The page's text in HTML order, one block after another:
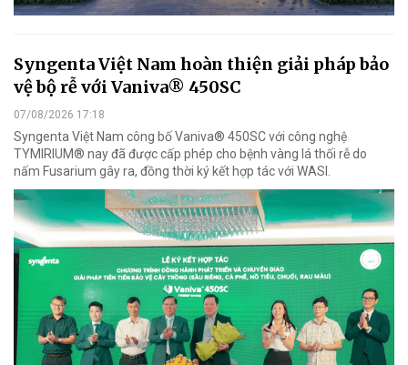
Syngenta Việt Nam hoàn thiện giải pháp bảo
vệ bộ rễ với Vaniva® 450SC
07/08/2026 17:18
Syngenta Việt Nam công bố Vaniva® 450SC với công nghệ
TYMIRIUM® nay đã được cấp phép cho bệnh vàng lá thối rễ do
nấm Fusarium gây ra, đồng thời ký kết hợp tác với WASI.